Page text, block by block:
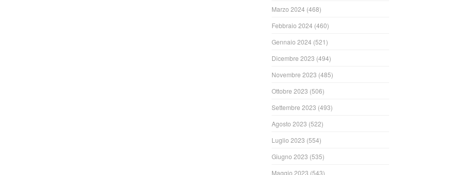
Marzo 2024 (468)
Febbraio 2024 (460)
Gennaio 2024 (521)
Dicembre 2023 (494)
Novembre 2023 (485)
Ottobre 2023 (506)
Settembre 2023 (493)
Agosto 2023 (522)
Luglio 2023 (554)
Giugno 2023 (535)
Maggio 2023 (543)